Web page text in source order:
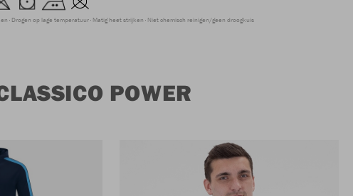
Drogen op lage temperatuur Matig heet strijken Niet chemisch reinigen/geen droogkuis
POWER